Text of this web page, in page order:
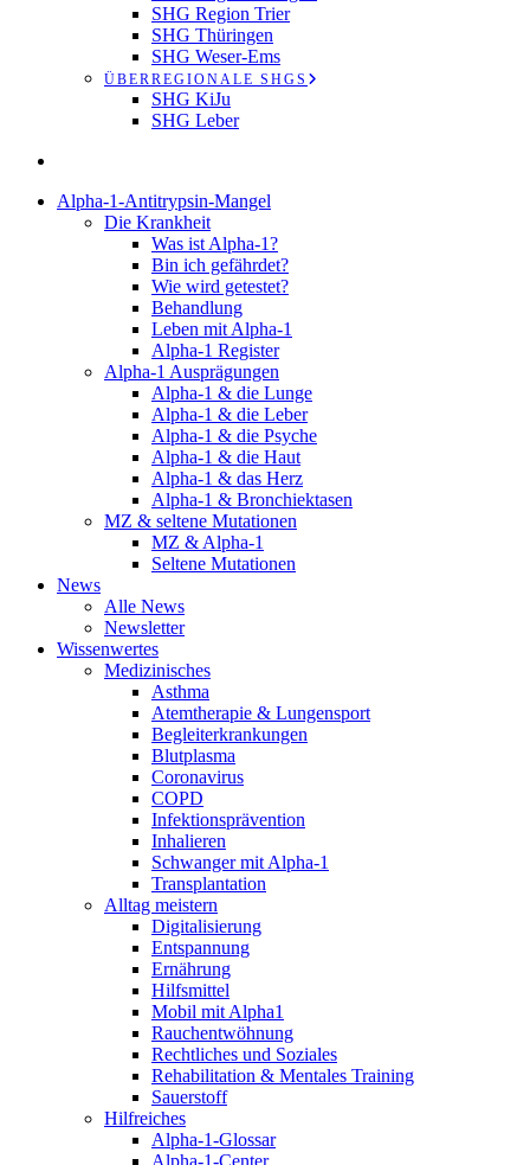
SHG Region Trier
SHG Thüringen
SHG Weser-Ems
ÜBERREGIONALE SHGS
SHG KiJu
SHG Leber
Alpha-1-Antitrypsin-Mangel
Die Krankheit
Was ist Alpha-1?
Bin ich gefährdet?
Wie wird getestet?
Behandlung
Leben mit Alpha-1
Alpha-1 Register
Alpha-1 Ausprägungen
Alpha-1 & die Lunge
Alpha-1 & die Leber
Alpha-1 & die Psyche
Alpha-1 & die Haut
Alpha-1 & das Herz
Alpha-1 & Bronchiektasen
MZ & seltene Mutationen
MZ & Alpha-1
Seltene Mutationen
News
Alle News
Newsletter
Wissenwertes
Medizinisches
Asthma
Atemtherapie & Lungensport
Begleiterkrankungen
Blutplasma
Coronavirus
COPD
Infektionsprävention
Inhalieren
Schwanger mit Alpha-1
Transplantation
Alltag meistern
Digitalisierung
Entspannung
Ernährung
Hilfsmittel
Mobil mit Alpha1
Rauchentwöhnung
Rechtliches und Soziales
Rehabilitation & Mentales Training
Sauerstoff
Hilfreiches
Alpha-1-Glossar
Alpha-1-Center